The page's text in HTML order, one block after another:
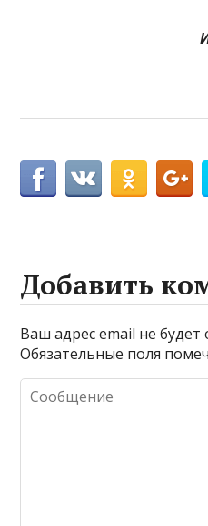
Добавить
Ваш адрес email не будет
Обязательные поля